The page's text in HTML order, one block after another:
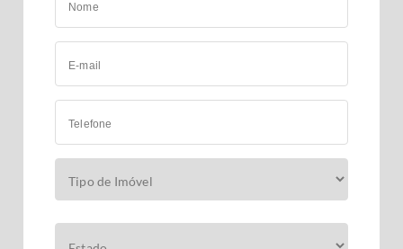
Nome
E-mail
Telefone